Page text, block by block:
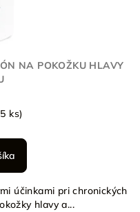
NA POKOŽKU HLAVY
ks)
účinkami pri chronických
hlavy a...